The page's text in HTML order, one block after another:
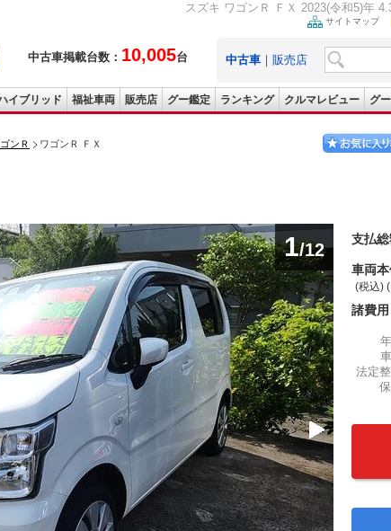
スズキ ワゴンＲ ＦＸ 2023(令和5)年
中古車掲載台数： 10,005台
サイトマップ
中古車 ｜ 販売店
イブリッド 福祉車両 販売店 グー鑑定 ランキング クルマレビュー グ
ンＲ ワゴンＲ ＦＸ
1/12
支払
車両
(税込)
諸費用
法定